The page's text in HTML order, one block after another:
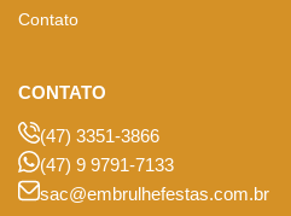
Contato
CONTATO
(47) 3351-3866
(47) 9 9791-7133
sac@embrulhefestas.com.br